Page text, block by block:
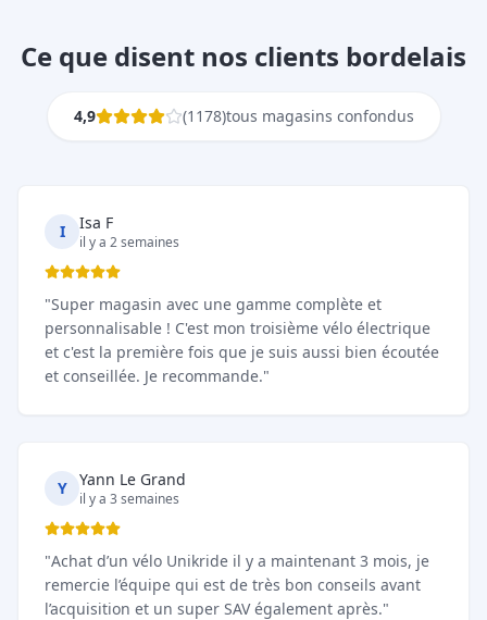
Ce que disent nos clients bordelais
4,9 (1178)tous magasins confondus
I Isa F
il y a 2 semaines
"Super magasin avec une gamme complète et
personnalisable ! C'est mon troisième vélo électrique
et c'est la première fois que je suis aussi bien écoutée
et conseillée. Je recommande."
Y Yann Le Grand
il y a 3 semaines
"Achat d’un vélo Unikride il y a maintenant 3 mois, je
remercie l’équipe qui est de très bon conseils avant
l’acquisition et un super SAV également après."